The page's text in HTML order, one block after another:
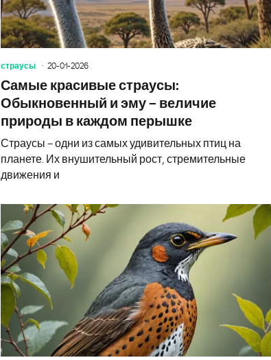
страусы 20-01-2026
Самые красивые страусы:
Обыкновенный и эму – величие
природы в каждом перышке
Страусы – одни из самых удивительных птиц на
планете. Их внушительный рост, стремительные
движения и